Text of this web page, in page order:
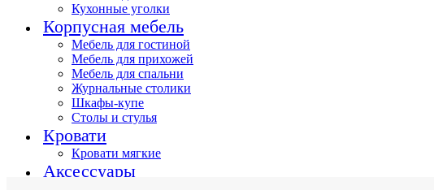
Кухонные уголки
Корпусная мебель
Мебель для гостиной
Мебель для прихожей
Мебель для спальни
Журнальные столики
Шкафы-купе
Столы и стулья
Кровати
Кровати мягкие
Аксессуары